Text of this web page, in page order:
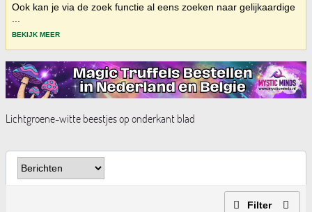
Ook kan je via de zoek functie al eens zoeken naar gelijkaardige
BEKIJK MEER
Lichtgroene-witte beestjes op onderkant blad
Filter